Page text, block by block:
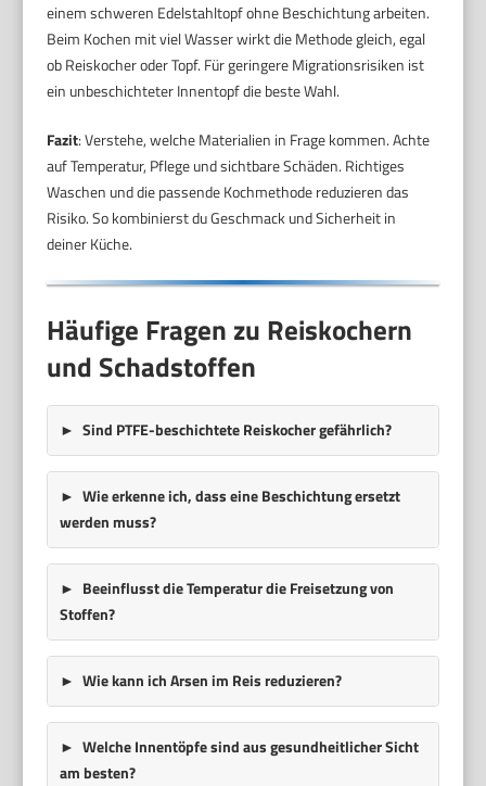
einem schweren Edelstahltopf ohne Beschichtung arbeiten.
Beim Kochen mit viel Wasser wirkt die Methode gleich, egal
ob Reiskocher oder Topf. Für geringere Migrationsrisiken ist
ein unbeschichteter Innentopf die beste Wahl.
Fazit: Verstehe, welche Materialien in Frage kommen. Achte
auf Temperatur, Pflege und sichtbare Schäden. Richtiges
Waschen und die passende Kochmethode reduzieren das
Risiko. So kombinierst du Geschmack und Sicherheit in
deiner Küche.
Häufige Fragen zu Reiskochern
und Schadstoffen
Sind PTFE-beschichtete Reiskocher gefährlich?
Wie erkenne ich, dass eine Beschichtung ersetzt
werden muss?
Beeinflusst die Temperatur die Freisetzung von
Stoffen?
Wie kann ich Arsen im Reis reduzieren?
Welche Innentöpfe sind aus gesundheitlicher Sicht
am besten?